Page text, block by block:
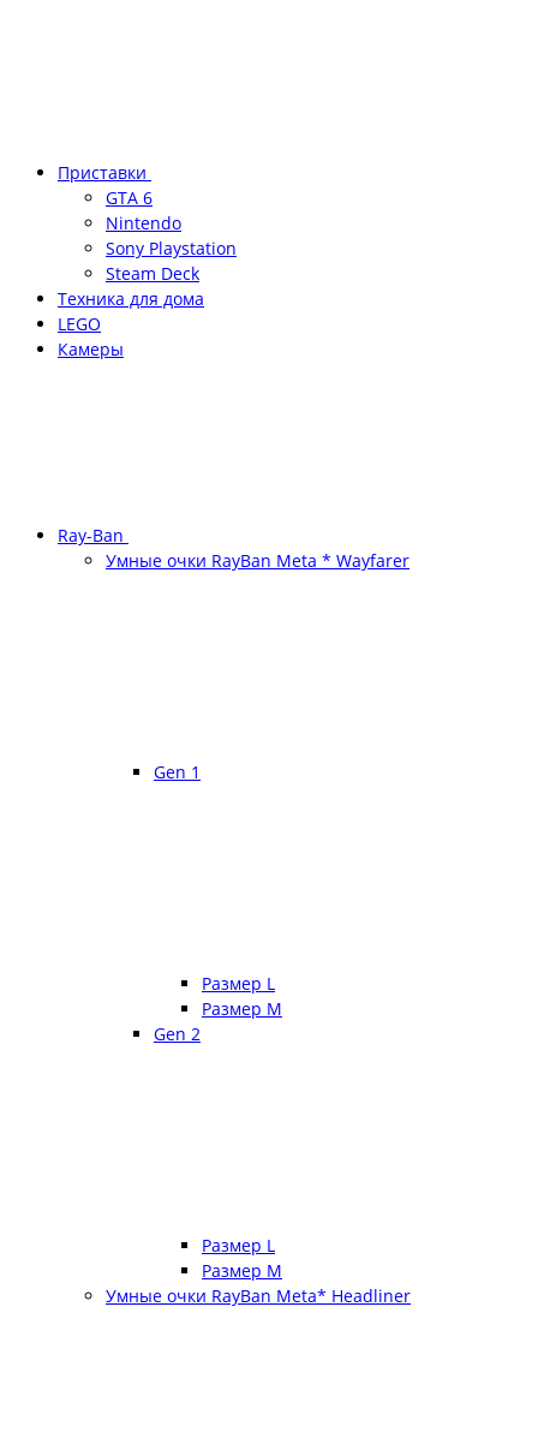
Приставки
GTA 6
Nintendo
Sony Playstation
Steam Deck
Техника для дома
LEGO
Камеры
Ray-Ban
Умные очки RayBan Meta * Wayfarer
Gen 1
Размер L
Размер М
Gen 2
Размер L
Размер М
Умные очки RayBan Meta* Headliner